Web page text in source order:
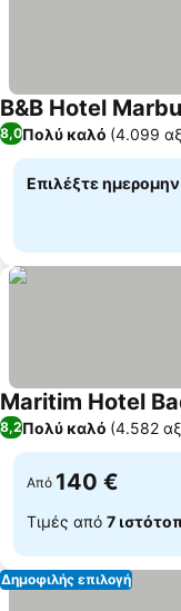
B&B Hotel
8,0Πολύ καλό (4.099
Επιλέξτε
Maritim Hotel
8,2Πολύ καλό (4.582
Από 140 €
Τιμές από 7
Δημοφιλής επιλογή